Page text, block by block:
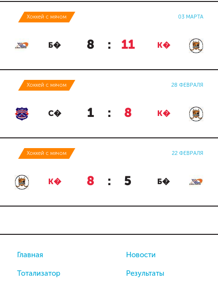
Хоккей с мячом 03 МАРТА
Б� 8 : 11 К�
Хоккей с мячом 28 ФЕВРАЛЯ
С� 1 : 8 К�
Хоккей с мячом 22 ФЕВРАЛЯ
К� 8 : 5 Б�
Главная
Тотализатор
Новости
Результаты